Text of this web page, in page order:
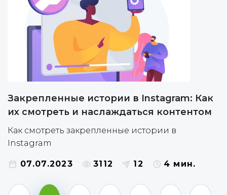
Закрепленные истории в Instagram: Как
их смотреть и наслаждаться контентом
Как смотреть закрепленные истории в
Instagram
07.07.2023 3112 12 4 мин.